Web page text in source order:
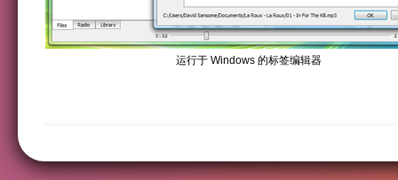
运行于 Windows 的标签编辑器